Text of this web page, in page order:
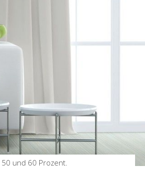
und 60 Prozent.
INNENARCHITEKTUR
Was sollte man beim Bau
eines Zauns beachten?
by Birgit Apr 17, 2024